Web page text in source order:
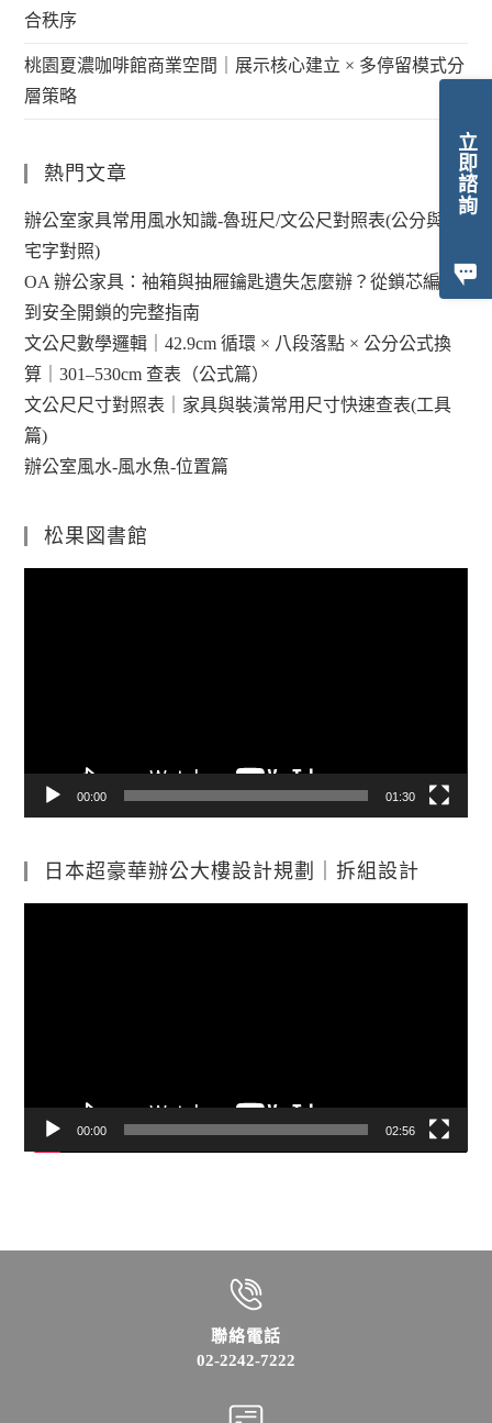
立即諮詢
合秩序
桃園夏濃咖啡館商業空間｜展示核心建立 × 多停留模式分
層策略
熱門文章
辦公室家具常用風水知識-魯班尺/文公尺對照表(公分與陽
宅字對照)
OA 辦公家具：袖箱與抽屜鑰匙遺失怎麼辦？從鎖芯編碼
到安全開鎖的完整指南
文公尺數學邏輯｜42.9cm 循環 × 八段落點 × 公分公式換
算｜301–530cm 查表（公式篇）
文公尺尺寸對照表｜家具與裝潢常用尺寸快速查表(工具
篇)
辦公室風水-風水魚-位置篇
松果図書館
00:00 01:30
日本超豪華辦公大樓設計規劃｜拆組設計
00:00 02:56
聯絡電話
02-2242-7222